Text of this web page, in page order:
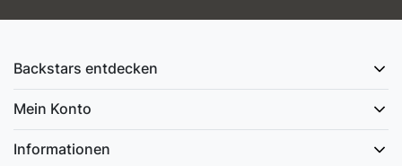
Backstars entdecken
Mein Konto
Informationen